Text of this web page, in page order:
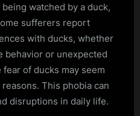
watched by a duck,
sufferers report
with ducks, whether
behavior or unexpected
of ducks may seem
This phobia can
disruptions in daily life.